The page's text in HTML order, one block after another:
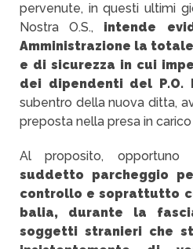
pervenute, in questi ultimi
Nostra O.S., intende
Amministrazione la
e di sicurezza in cui
dei dipendenti del P.O.
subentro della nuova ditta,
preposta nella presa in
Al proposito,
suddetto parcheggio
controllo e soprattutto
balia, durante la
soggetti stranieri che